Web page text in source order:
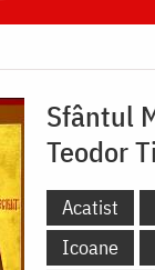
Sfântul
Teodor
Acatist
Icoane